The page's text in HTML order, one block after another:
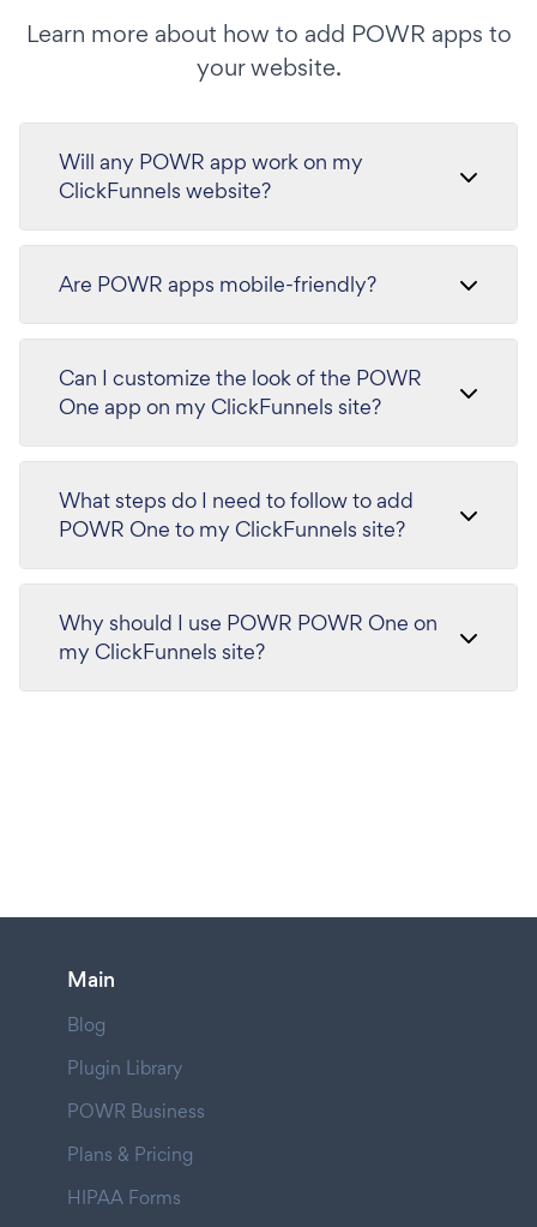
Learn more about how to add POWR apps to
your website.
Will any POWR app work on my
ClickFunnels website?
Are POWR apps mobile-friendly?
Can I customize the look of the POWR
One app on my ClickFunnels site?
What steps do I need to follow to add
POWR One to my ClickFunnels site?
Why should I use POWR POWR One on
my ClickFunnels site?
Main
Blog
Plugin Library
POWR Business
Plans & Pricing
HIPAA Forms